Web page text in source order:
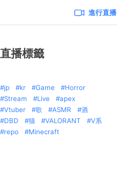
進行直播
直播標籤
jp kr Game
Horror
Stream
Live
apex
Vtuber
歌 ASMR
酒
DBD
猫 VALORANT
V系
repo
Minecraft